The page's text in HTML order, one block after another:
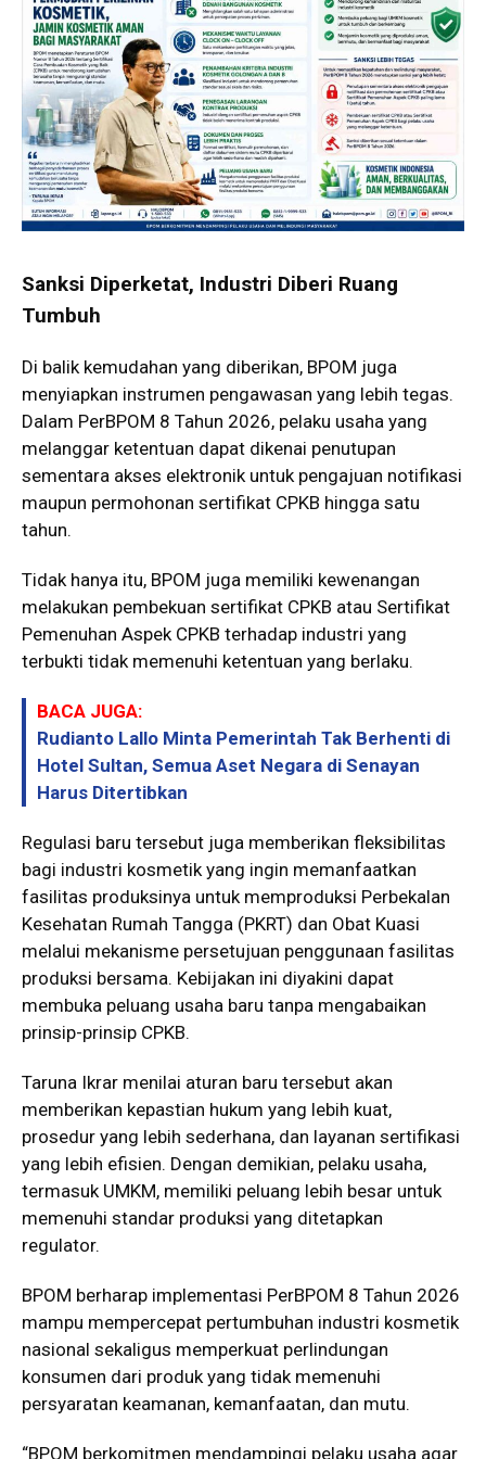
Sanksi Diperketat, Industri Diberi Ruang
Tumbuh
Di balik kemudahan yang diberikan, BPOM juga
menyiapkan instrumen pengawasan yang lebih tegas.
Dalam PerBPOM 8 Tahun 2026, pelaku usaha yang
melanggar ketentuan dapat dikenai penutupan
sementara akses elektronik untuk pengajuan notifikasi
maupun permohonan sertifikat CPKB hingga satu
tahun.
Tidak hanya itu, BPOM juga memiliki kewenangan
melakukan pembekuan sertifikat CPKB atau Sertifikat
Pemenuhan Aspek CPKB terhadap industri yang
terbukti tidak memenuhi ketentuan yang berlaku.
BACA JUGA:
Rudianto Lallo Minta Pemerintah Tak Berhenti di
Hotel Sultan, Semua Aset Negara di Senayan
Harus Ditertibkan
Regulasi baru tersebut juga memberikan fleksibilitas
bagi industri kosmetik yang ingin memanfaatkan
fasilitas produksinya untuk memproduksi Perbekalan
Kesehatan Rumah Tangga (PKRT) dan Obat Kuasi
melalui mekanisme persetujuan penggunaan fasilitas
produksi bersama. Kebijakan ini diyakini dapat
membuka peluang usaha baru tanpa mengabaikan
prinsip-prinsip CPKB.
Taruna Ikrar menilai aturan baru tersebut akan
memberikan kepastian hukum yang lebih kuat,
prosedur yang lebih sederhana, dan layanan sertifikasi
yang lebih efisien. Dengan demikian, pelaku usaha,
termasuk UMKM, memiliki peluang lebih besar untuk
memenuhi standar produksi yang ditetapkan
regulator.
BPOM berharap implementasi PerBPOM 8 Tahun 2026
mampu mempercepat pertumbuhan industri kosmetik
nasional sekaligus memperkuat perlindungan
konsumen dari produk yang tidak memenuhi
persyaratan keamanan, kemanfaatan, dan mutu.
“BPOM berkomitmen mendampingi pelaku usaha agar